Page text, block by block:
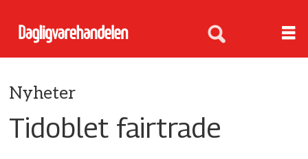
Nyheter
Tidoblet fairtrade